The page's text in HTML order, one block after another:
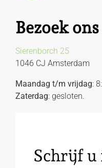
Bezoek ons
Sierenborch 25
1046 CJ Amsterdam
Maandag t/m vrijdag:
Zaterdag: gesloten.
Schrijf u